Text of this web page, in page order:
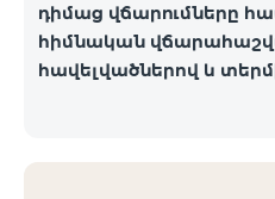
դիմաց վճարումները
հիմնական
հավելվածներով և